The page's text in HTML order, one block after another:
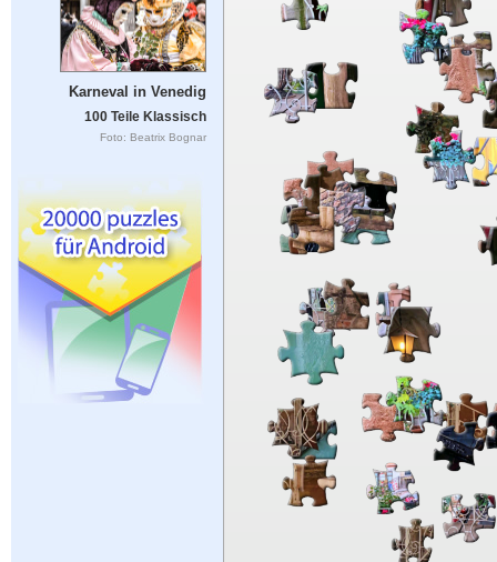
Karneval in Venedig
100 Teile Klassisch
Foto: Beatrix Bognar